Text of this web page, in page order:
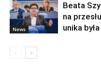
News
Beata
na
unika